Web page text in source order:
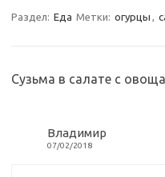
s
n
b
o
р
в
Раздел: Еда Метки: огурцы ,
Сузьма в салате с
Владимир
07/02/2018